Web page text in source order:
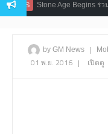
Stone Age Begins ร่วมกับ
by GM News |
01 พ.ย. 2016 | เปิดดู